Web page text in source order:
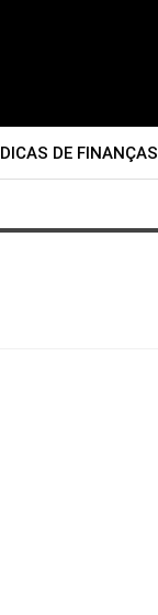
DICAS DE FINANÇAS